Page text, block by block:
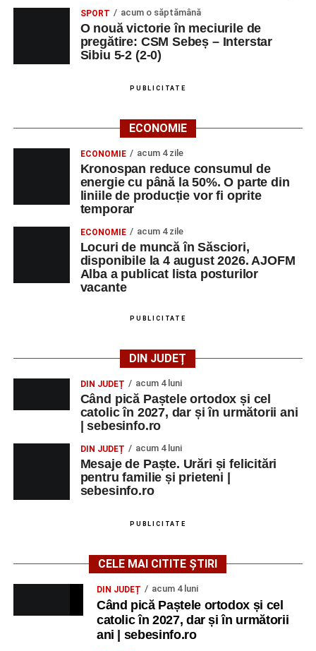
SPORT acum o săptămână
O nouă victorie în meciurile de
pregătire: CSM Sebeș – Interstar
Sibiu 5-2 (2-0)
PUBLICITATE
ECONOMIE
ECONOMIE acum 4 zile
Kronospan reduce consumul de
energie cu până la 50%. O parte din
liniile de producție vor fi oprite
temporar
ECONOMIE acum 4 zile
Locuri de muncă în Săsciori,
disponibile la 4 august 2026. AJOFM
Alba a publicat lista posturilor
vacante
PUBLICITATE
DIN JUDEȚ
DIN JUDEȚ acum 4 luni
Când pică Paștele ortodox și cel
catolic în 2027, dar și în următorii ani
| sebesinfo.ro
DIN JUDEȚ acum 4 luni
Mesaje de Paște. Urări și felicitări
pentru familie și prieteni |
sebesinfo.ro
PUBLICITATE
CELE MAI CITITE ȘTIRI
DIN JUDEȚ acum 4 luni
Când pică Paștele ortodox și cel
catolic în 2027, dar și în următorii
ani | sebesinfo.ro